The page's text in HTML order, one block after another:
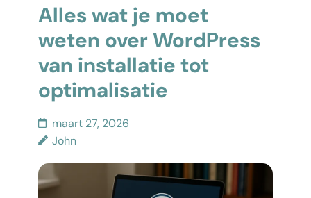
Alles wat je moet
weten over WordPress
van installatie tot
optimalisatie
maart 27, 2026
John